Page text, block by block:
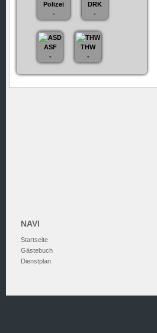
Polizei
-
DRK
-
ASF
-
THW
-
NAVI
Startseite
Gästebuch
Dienstplan